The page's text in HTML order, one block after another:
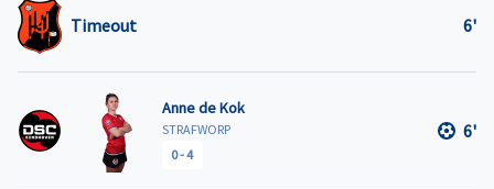
Timeout 6'
Anne de Kok
STRAFWORP
0-4
6'